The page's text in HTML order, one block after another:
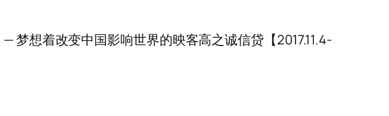
梦想着改变中国影响世界的映客高之诚信贷【2017.11.4-